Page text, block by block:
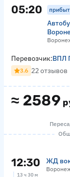
05:20
≈ 2589
Перевозчик:ВПЛ
3.6 22 отзывов
12:30 ЖД
13 ч 30 м